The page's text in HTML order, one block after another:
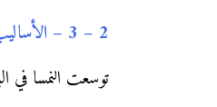
2 – 3 – الأساليب الاقتصادية:
توسعت النمسا